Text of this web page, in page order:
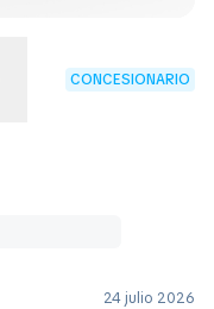
CONCESIONARIO
24 julio 2026